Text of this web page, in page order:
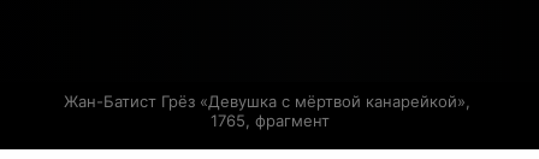
Жан-Батист Грёз «Девушка с мёртвой канарейкой»,
1765, фрагмент